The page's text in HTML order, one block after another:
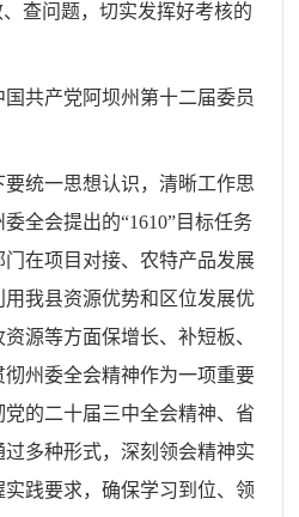
查问题，切实发挥好考核的
共产党阿坝州第十二届委员
统一思想认识，清晰工作思
全会提出的“1610”目标任务
在项目对接、农特产品发展
我县资源优势和区位发展优
源等方面保增长、补短板、
州委全会精神作为一项重要
的二十届三中全会精神、省
多种形式，深刻领会精神实
践要求，确保学习到位、领